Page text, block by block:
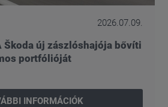
2026.07.09.
Škoda új zászlóshajója bővíti
portfólióját
INFORMÁCIÓK